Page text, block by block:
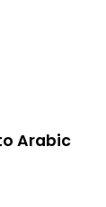
Arabic